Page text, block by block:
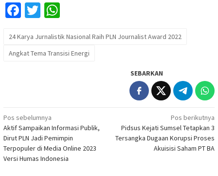
Facebook
Twitter
24 Karya Jurnalistik Nasional Raih PLN Journalist Award 2022
Angkat Tema Transisi Energi
SEBARKAN
Navigasi
pos
Pos sebelumnya
Aktif Sampaikan Informasi Publik,
Dirut PLN Jadi Pemimpin
Terpopuler di Media Online 2023
Versi Humas Indonesia
Pos berikutnya
Pidsus Kejati Sumsel Tetapkan 3
Tersangka Dugaan Korupsi Proses
Akuisisi Saham PT BA